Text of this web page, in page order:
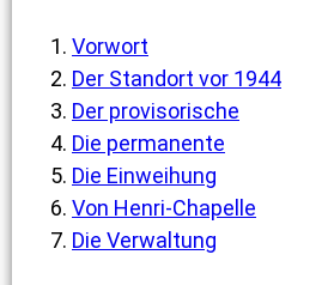
Vorwort
Der Standort vor 1944
Der provisorische
Die permanente
Die Einweihung
Von Henri-Chapelle
Die Verwaltung